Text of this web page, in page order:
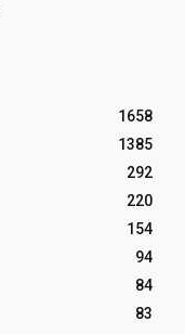
1658
1385
292
220
154
94
84
83